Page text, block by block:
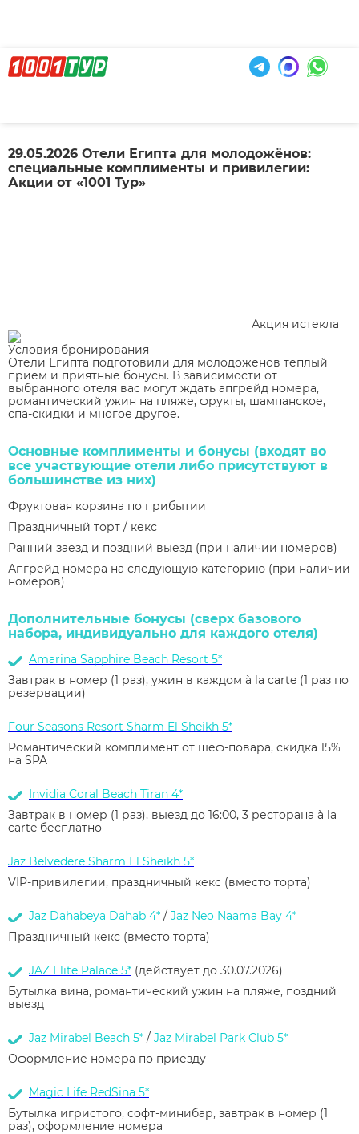
29.05.2026 Отели Египта для молодожёнов:
специальные комплименты и привилегии:
Акции от «1001 Тур»
Акция истекла
Условия бронирования
Отели Египта подготовили для молодожёнов тёплый
приём и приятные бонусы. В зависимости от
выбранного отеля вас могут ждать апгрейд номера,
романтический ужин на пляже, фрукты, шампанское,
спа-скидки и многое другое.
Основные комплименты и бонусы (входят во
все участвующие отели либо присутствуют в
большинстве из них)
Фруктовая корзина по прибытии
Праздничный торт / кекс
Ранний заезд и поздний выезд (при наличии номеров)
Апгрейд номера на следующую категорию (при наличии
номеров)
Дополнительные бонусы (сверх базового
набора, индивидуально для каждого отеля)
Amarina Sapphire Beach Resort 5*
Завтрак в номер (1 раз), ужин в каждом à la carte (1 раз по
резервации)
Four Seasons Resort Sharm El Sheikh 5*
Романтический комплимент от шеф-повара, скидка 15%
на SPA
Invidia Coral Beach Tiran 4*
Завтрак в номер (1 раз), выезд до 16:00, 3 ресторана à la
carte бесплатно
Jaz Belvedere Sharm El Sheikh 5*
VIP-привилегии, праздничный кекс (вместо торта)
Jaz Dahabeya Dahab 4* / Jaz Neo Naama Bay 4*
Праздничный кекс (вместо торта)
JAZ Elite Palace 5* (действует до 30.07.2026)
Бутылка вина, романтический ужин на пляже, поздний
выезд
Jaz Mirabel Beach 5* / Jaz Mirabel Park Club 5*
Оформление номера по приезду
Magic Life RedSina 5*
Бутылка игристого, софт-минибар, завтрак в номер (1
раз), оформление номера